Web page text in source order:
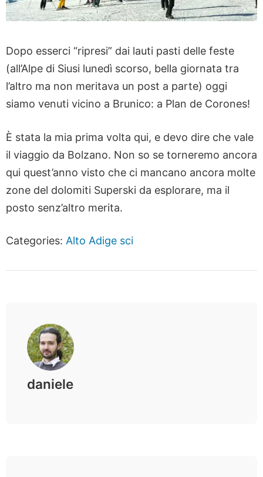
Dopo esserci “ripresi” dai lauti pasti delle feste
(all’Alpe di Siusi lunedì scorso, bella giornata tra
l’altro ma non meritava un post a parte) oggi
siamo venuti vicino a Brunico: a Plan de Corones!
È stata la mia prima volta qui, e devo dire che vale
il viaggio da Bolzano. Non so se torneremo ancora
qui quest’anno visto che ci mancano ancora molte
zone del dolomiti Superski da esplorare, ma il
posto senz’altro merita.
Categories: Alto Adige sci
daniele